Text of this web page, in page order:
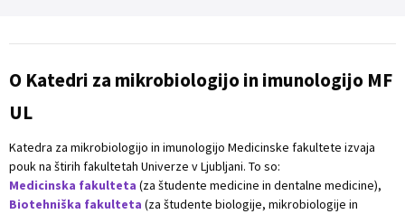
O Katedri za mikrobiologijo in imunologijo MF
UL
Katedra za mikrobiologijo in imunologijo Medicinske fakultete izvaja
pouk na štirih fakultetah Univerze v Ljubljani. To so:
Medicinska fakulteta (za študente medicine in dentalne medicine),
Biotehniška fakulteta (za študente biologije, mikrobiologije in